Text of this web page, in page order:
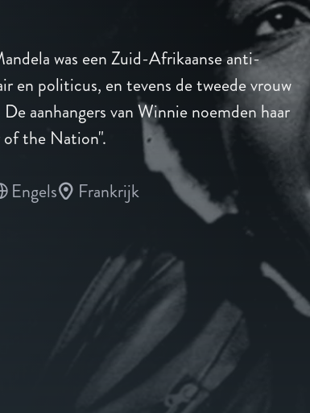
was een Zuid-Afrikaanse anti-
en politicus, en tevens de tweede vrouw
aanhangers van Winnie noemden haar
the Nation".
Engels Frankrijk